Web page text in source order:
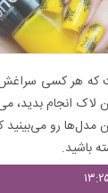
هر کسی سراغش
انجام بدید،
مدل‌ها رو
باشید.